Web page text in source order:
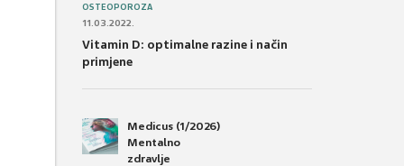
OSTEOPOROZA
11.03.2022.
Vitamin D: optimalne razine i način
primjene
Medicus (1/2026)
Mentalno
zdravlje